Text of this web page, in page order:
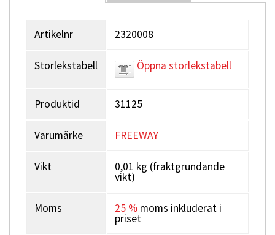
Artikelnr 2320008
Storlekstabell Öppna storlekstabell
Produktid 31125
Varumärke FREEWAY
Vikt 0,01 kg (fraktgrundande
vikt)
Moms 25 % moms inkluderat i
priset